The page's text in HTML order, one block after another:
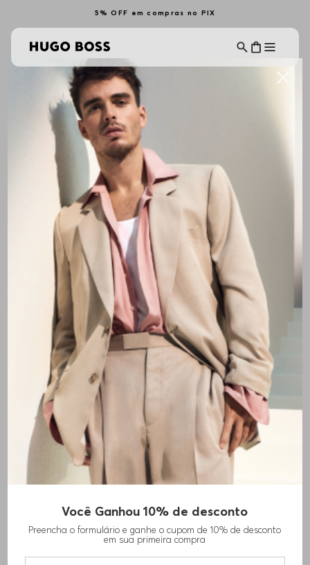
5% OFF em compras no PIX
Você Ganhou 10% de desconto
Preencha o formulário e ganhe o cupom de 10% de desconto
em sua primeira compra
MINI SAIA EM TWEED
,00